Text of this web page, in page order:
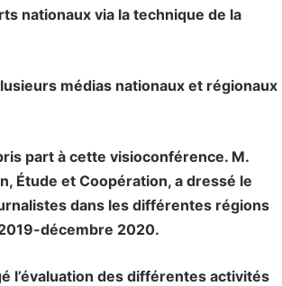
nationaux via la technique de la
médias nationaux et régionaux
part à cette visioconférence. M.
Étude et Coopération, a dressé le
dans les différentes régions
décembre 2020.
l’évaluation des différentes activités